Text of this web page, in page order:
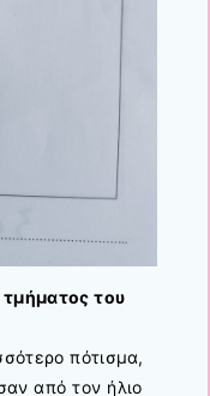
του
πότισμα,
από τον ήλιο